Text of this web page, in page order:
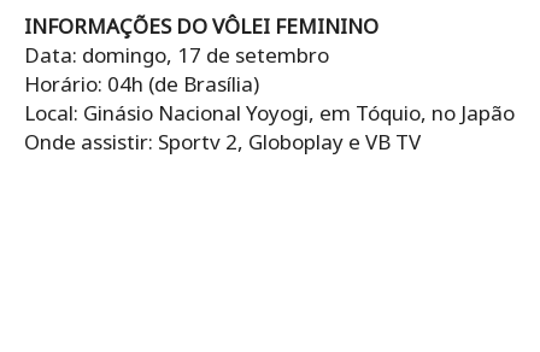
INFORMAÇÕES DO VÔLEI FEMININO
Data: domingo, 17 de setembro
Horário: 04h (de Brasília)
Local: Ginásio Nacional Yoyogi, em Tóquio, no Japão
Onde assistir: Sportv 2, Globoplay e VB TV